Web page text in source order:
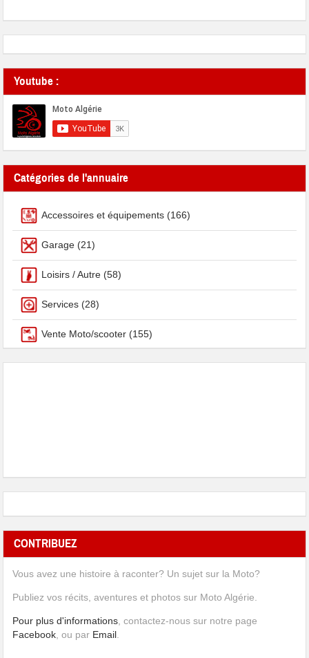
Youtube :
Catégories de l'annuaire
Accessoires et équipements (166)
Garage (21)
Loisirs / Autre (58)
Services (28)
Vente Moto/scooter (155)
CONTRIBUEZ
Vous avez une histoire à raconter? Un sujet sur la Moto?
Publiez vos récits, aventures et photos sur Moto Algérie.
Pour plus d'informations, contactez-nous sur notre page
Facebook, ou par Email.